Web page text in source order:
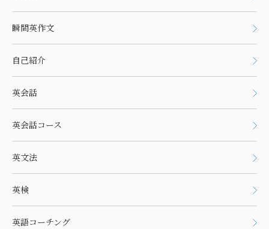
瞬間英作文
自己紹介
英会話
英会話コース
英文法
英検
英語コーチング